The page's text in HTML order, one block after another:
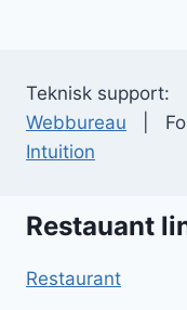
Teknisk support:
Webbureau |
Intuition
Restauant
Restaurant